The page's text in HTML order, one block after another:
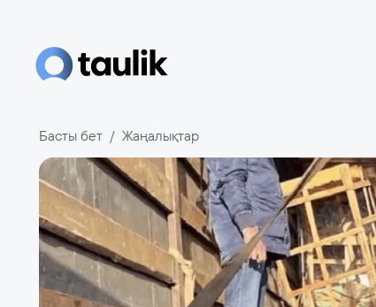
Басты бет Жаңалықтар